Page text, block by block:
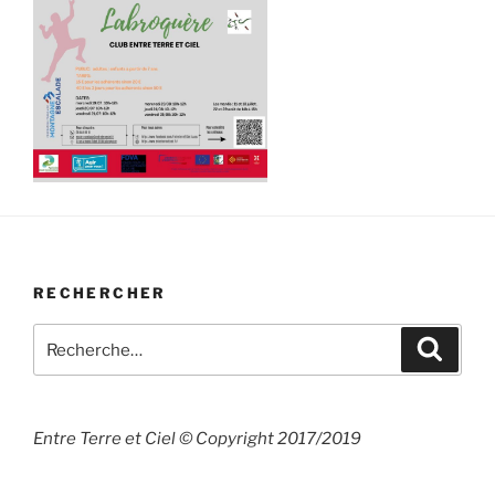
RECHERCHER
pour
Entre Terre et Ciel © Copyright 2017/2019